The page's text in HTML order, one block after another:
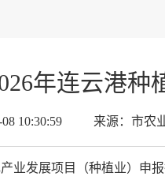
年连云港种
10:30:59 来源： 市农
产业发展项目（种植业）申